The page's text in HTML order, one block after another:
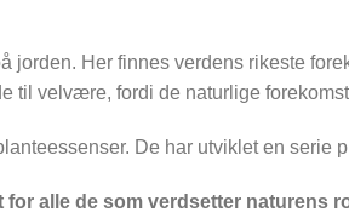
Her finnes verdens rikeste
velvære, fordi de naturlige
De har utviklet en serie
alle de som verdsetter naturens